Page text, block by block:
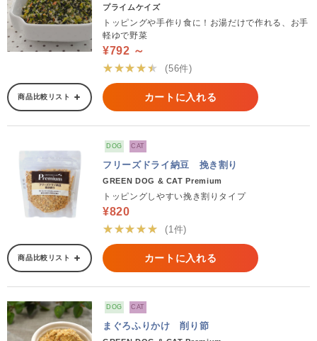
プライムケイズ
トッピングや手作り食に！お湯だけで作れる、お手
軽ゆで野菜
¥792 ～
★★★★★
(56件)
商品比較リスト カートに入れる
DOG CAT
フリーズドライ納豆 挽き割り
GREEN DOG & CAT Premium
トッピングしやすい挽き割りタイプ
¥820
★★★★★
(1件)
商品比較リスト カートに入れる
DOG CAT
まぐろふりかけ 削り節